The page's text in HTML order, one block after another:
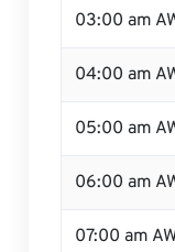
03:00 am
04:00 am
05:00 am
06:00 am
07:00 am